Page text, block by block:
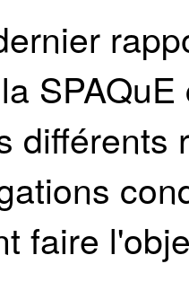
différents
faire